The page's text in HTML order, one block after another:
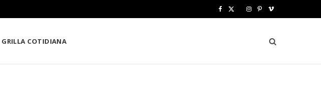
e w
I
t
P
t
V
m
e
GRILLA COTIDIANA